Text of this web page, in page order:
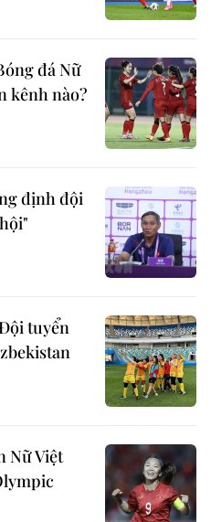
đá Nữ
kênh nào?
định đội
tuyển
Nữ Việt